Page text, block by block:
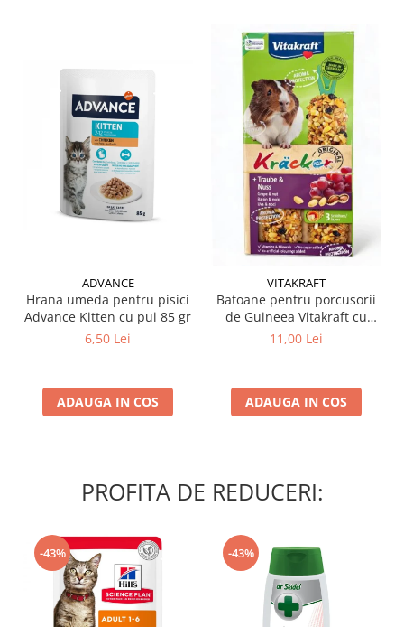
ADVANCE
Hrana umeda pentru pisici
Advance Kitten cu pui 85 gr
6,50 Lei
ADAUGA IN COS
VITAKRAFT
Batoane pentru porcusorii
de Guineea Vitakraft cu
struguri & nuci 2 buc
11,00 Lei
ADAUGA IN COS
PROFITA DE REDUCERI:
-43% -43%